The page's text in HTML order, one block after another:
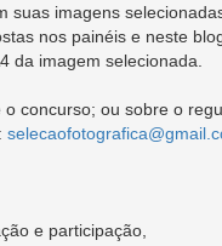
suas imagens
nos painéis e neste
da imagem selecionada.
concurso; ou sobre o
e participação,